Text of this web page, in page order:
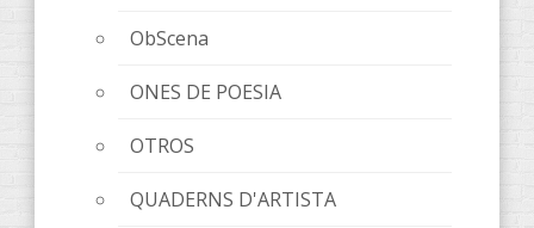
ObScena
ONES DE POESIA
OTROS
QUADERNS D'ARTISTA